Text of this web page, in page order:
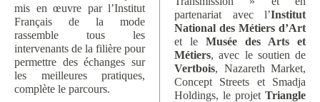
mis en œuvre par l’Institut
Français de la mode
rassemble tous les
intervenants de la filière pour
permettre des échanges sur
les meilleures pratiques,
complète le parcours.
partenariat avec l’Institut
National des Métiers d’Art
et le Musée des Arts et
Métiers, avec le soutien de
Vertbois, Nazareth Market,
Concept Streets et Smadja
Holdings, le projet Triangle